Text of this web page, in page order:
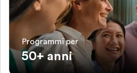
Programmi per
50+ anni